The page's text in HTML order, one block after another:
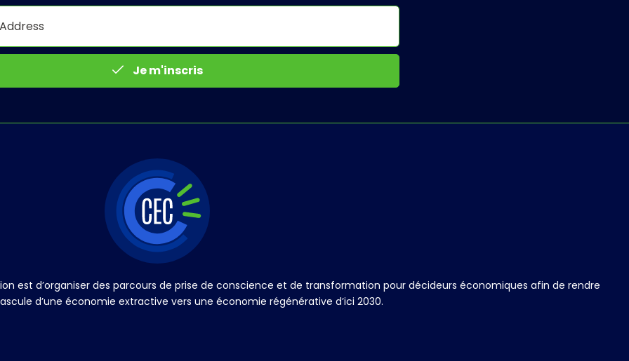
Je m'inscris
est d’organiser des parcours de prise de conscience et de transformation pour décideurs économiques afin de rendre
d’une économie extractive vers une économie régénérative d’ici 2030.